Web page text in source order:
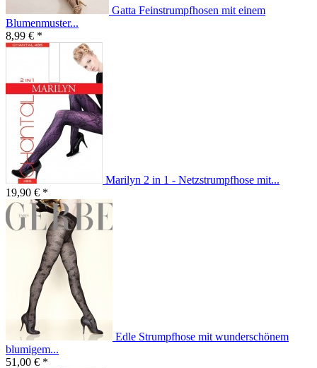
Gatta Feinstrumpfhosen mit einem
Blumenmuster...
8,99 € *
Marilyn 2 in 1 - Netzstrumpfhose mit...
19,90 € *
Edle Strumpfhose mit wunderschönem
blumigem...
51,00 € *